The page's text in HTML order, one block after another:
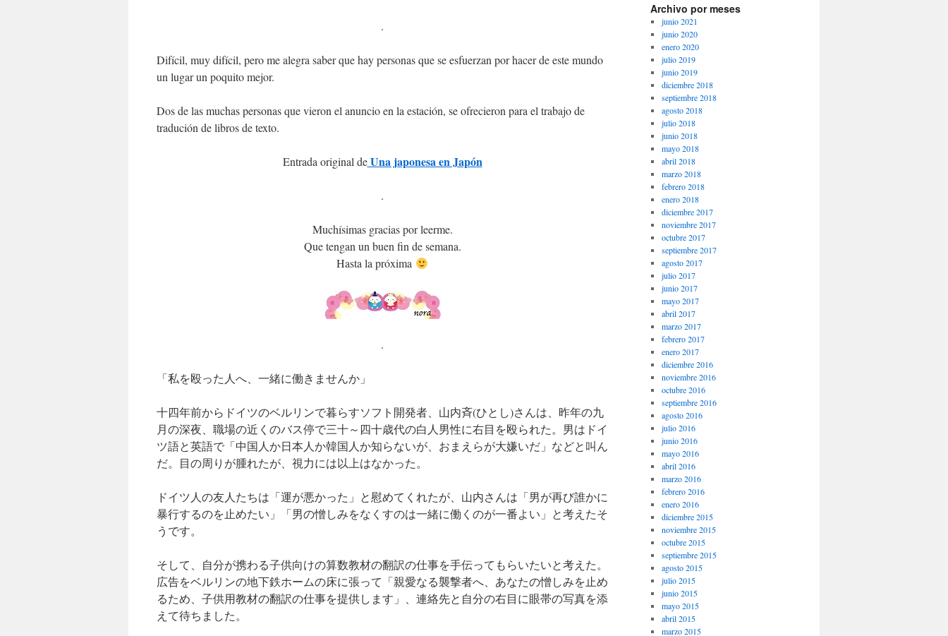
.
Difícil, muy difícil, pero me alegra saber que hay personas que se esfuerzan por hacer de este mundo
un lugar un poquito mejor.
Dos de las muchas personas que vieron el anuncio en la estación, se ofrecieron para el trabajo de
tradución de libros de texto.
Entrada original deUna japonesa en Japón
.
Muchísimas gracias por leerme.
Que tengan un buen fin de semana.
Hasta la próxima
.
「私を殴った人へ、一緒に働きませんか」
十四年前からドイツのベルリンで暮らすソフト開発者、山内斉(ひとし)さんは、昨年の九
月の深夜、職場の近くのバス停で三十～四十歳代の白人男性に右目を殴られた。男はドイ
ツ語と英語で「中国人か日本人か韓国人か知らないが、おまえらが大嫌いだ」などと叫ん
だ。目の周りが腫れたが、視力には以上はなかった。
ドイツ人の友人たちは「運が悪かった」と慰めてくれたが、山内さんは「男が再び誰かに
暴行するのを止めたい」「男の憎しみをなくすのは一緒に働くのが一番よい」と考えたそ
うです。
そして、自分が携わる子供向けの算数教材の翻訳の仕事を手伝ってもらいたいと考えた。
広告をベルリンの地下鉄ホームの床に張って「親愛なる襲撃者へ、あなたの憎しみを止め
るため、子供用教材の翻訳の仕事を提供します」、連絡先と自分の右目に眼帯の写真を添
えて待ちました。
Archivo por meses
junio 2021
junio 2020
enero 2020
julio 2019
junio 2019
diciembre 2018
septiembre 2018
agosto 2018
julio 2018
junio 2018
mayo 2018
abril 2018
marzo 2018
febrero 2018
enero 2018
diciembre 2017
noviembre 2017
octubre 2017
septiembre 2017
agosto 2017
julio 2017
junio 2017
mayo 2017
abril 2017
marzo 2017
febrero 2017
enero 2017
diciembre 2016
noviembre 2016
octubre 2016
septiembre 2016
agosto 2016
julio 2016
junio 2016
mayo 2016
abril 2016
marzo 2016
febrero 2016
enero 2016
diciembre 2015
noviembre 2015
octubre 2015
septiembre 2015
agosto 2015
julio 2015
junio 2015
mayo 2015
abril 2015
marzo 2015